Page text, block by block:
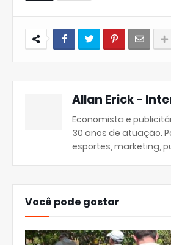
Allan Erick -
Economista e
30 anos de atuação.
esportes, marketing,
Você pode gostar